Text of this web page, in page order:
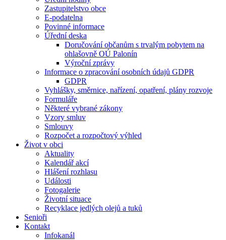
Zastupitelstvo obce
E-podatelna
Povinné informace
Úřední deska
Doručování občanům s trvalým pobytem na
ohlašovně OÚ Palonín
Výroční zprávy
Informace o zpracování osobních údajů GDPR
GDPR
Vyhlášky, směrnice, nařízení, opatření, plány rozvoje
Formuláře
Některé vybrané zákony
Vzory smluv
Smlouvy
Rozpočet a rozpočtový výhled
Život v obci
Aktuality
Kalendář akcí
Hlášení rozhlasu
Události
Fotogalerie
Životní situace
Recyklace jedlých olejů a tuků
Senioři
Kontakt
Infokanál